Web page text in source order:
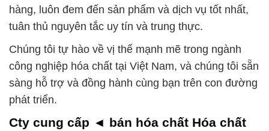
hàng, luôn đem đến sản phẩm và dịch vụ tốt nhất,
tuân thủ nguyên tắc uy tín và trung thực.
Chúng tôi tự hào về vị thế mạnh mẽ trong ngành
công nghiệp hóa chất tại Việt Nam, và chúng tôi sẵn
sàng hỗ trợ và đồng hành cùng bạn trên con đường
phát triển.
Cty cung cấp ◄ bán hóa chất Hóa chất